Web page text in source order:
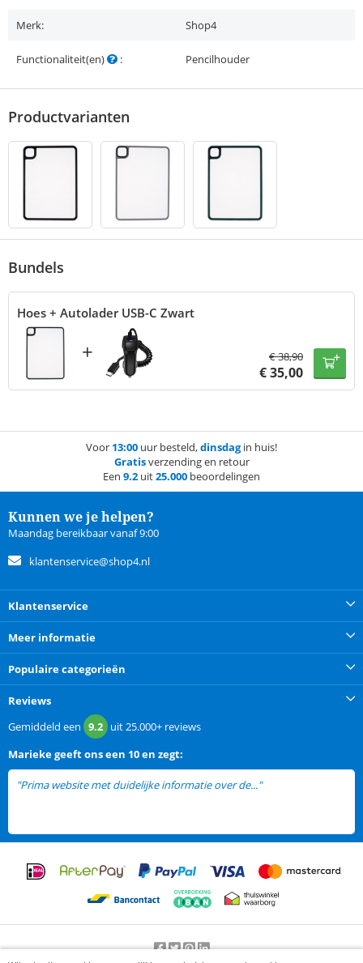
Merk: Shop4
Functionaliteit(en) : Pencilhouder
Productvarianten
Bundels
Hoes + Autolader USB-C Zwart
+ €38,90
€35,00
Voor 13:00 uur besteld,dinsdagin huis!
Gratisverzending en retour
Een 9.2 uit25.000 beoordelingen
Kunnen we je helpen?
Maandag bereikbaar vanaf 9:00
klantenservice@shop4.nl
Klantenservice
Meer informatie
Populaire categorieën
Reviews
Gemiddeld een 9.2 uit25.000+ reviews
Mariekegeeft ons een 10 en zegt:
"Prima website met duidelijke informatie over de..."